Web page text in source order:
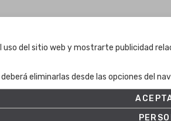
Términos y
Política de
Política de
Ajuste de
del sitio web y mostrarte publicidad
eliminarlas desde las opciones del